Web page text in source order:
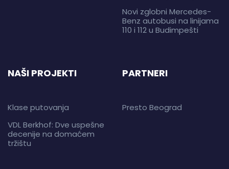
Novi zglobni Mercedes-
Benz autobusi na linijama
110 i 112 u Budimpešti
NAŠI PROJEKTI
Klase putovanja
VDL Berkhof: Dve uspešne
decenije na domaćem
tržištu
PARTNERI
Presto Beograd